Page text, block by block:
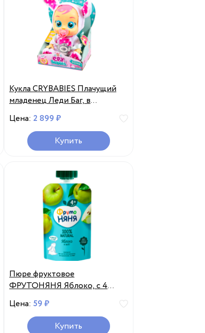
Кукла CRYBABIES Плачущий
младенец Леди Баг, в
ассортименте, Китай
Цена: 2 899 ₽
Купить
Пюре фруктовое
ФРУТОНЯНЯ Яблоко, с 4
месяцев, 90г, Россия, 90 г
Цена: 59 ₽
Купить